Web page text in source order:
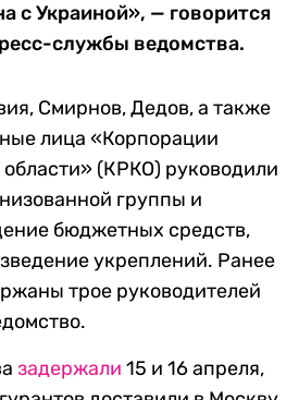
с Украиной», — говорится
службы ведомства.
Смирнов, Дедов, а также
лица «Корпорации
(КРКО) руководили
группы и
бюджетных средств,
укреплений. Ранее
трое руководителей
задержали 15 и 16 апреля,